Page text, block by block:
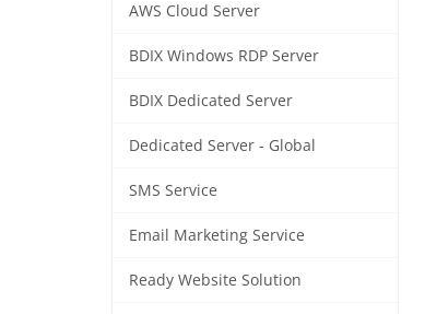
AWS Cloud Server
BDIX Windows RDP Server
BDIX Dedicated Server
Dedicated Server - Global
SMS Service
Email Marketing Service
Ready Website Solution